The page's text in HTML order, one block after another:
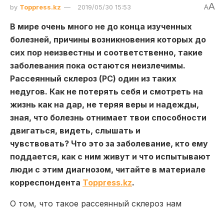
by Toppress.kz 2019/05/30 15:53 AA
В мире очень много не до конца изученных
болезней, причины возникновения которых до
сих пор неизвестны и соответственно, такие
заболевания пока остаются неизлечимы.
Рассеянный склероз (РС) один из таких
недугов. Как не потерять себя и смотреть на
жизнь как на дар, не теряя веры и надежды,
зная, что болезнь отнимает твои способности
двигаться, видеть, слышать и
чувствовать? Что это за заболевание, кто ему
поддается, как с ним живут и что испытывают
люди с этим диагнозом, читайте в материале
корреспондента Toppress.kz.
О том, что такое рассеянный склероз нам